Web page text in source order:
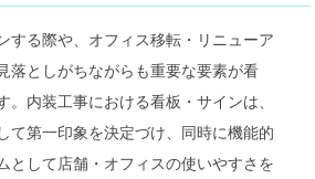
する際や、オフィス移転・リニューア
落としがちながらも重要な要素が看
内装工事における看板・サインは、
て第一印象を決定づけ、同時に機能的
として店舗・オフィスの使いやすさを